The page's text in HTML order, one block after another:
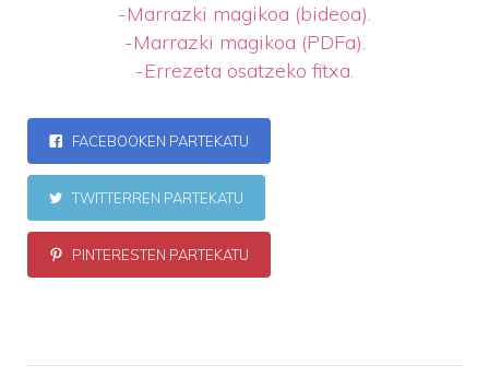
-Marrazki magikoa (bideoa).
-Marrazki magikoa (PDFa).
-Errezeta osatzeko fitxa.
FACEBOOKEN PARTEKATU
TWITTERREN PARTEKATU
PINTERESTEN PARTEKATU